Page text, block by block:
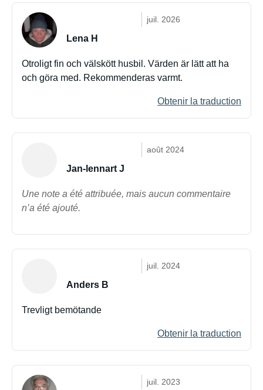
juil. 2026
Lena H
Otroligt fin och välskött husbil. Värden är lätt att ha
och göra med. Rekommenderas varmt.
Obtenir la traduction
août 2024
Jan-lennart J
Une note a été attribuée, mais aucun commentaire
n’a été ajouté.
juil. 2024
Anders B
Trevligt bemötande
Obtenir la traduction
juil. 2023